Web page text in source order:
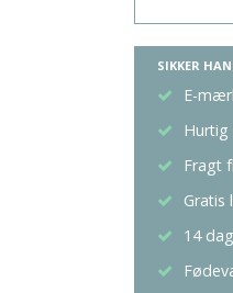
SIKKER
E-
Hurtig
Fragt
Gratis
14